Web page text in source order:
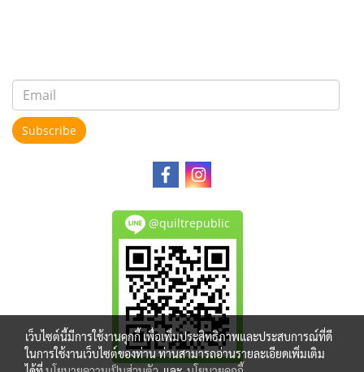
Subscribe
@quiltrepublic
เว็บไซต์นี้มีการใช้งานคุกกี้ เพื่อเพิ่มประสิทธิภาพและประสบการณ์ที่ดี
ในการใช้งานเว็บไซต์ของท่าน ท่านสามารถอ่านรายละเอียดเพิ่มเติม